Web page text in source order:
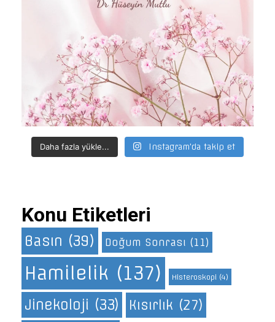
Daha fazla yükle... Instagram'da takip et
Konu Etiketleri
Basın (39) Doğum Sonrası (11)
Hamilelik (137) Histeroskopi (4)
Jinekoloji (33) Kısırlık (27)